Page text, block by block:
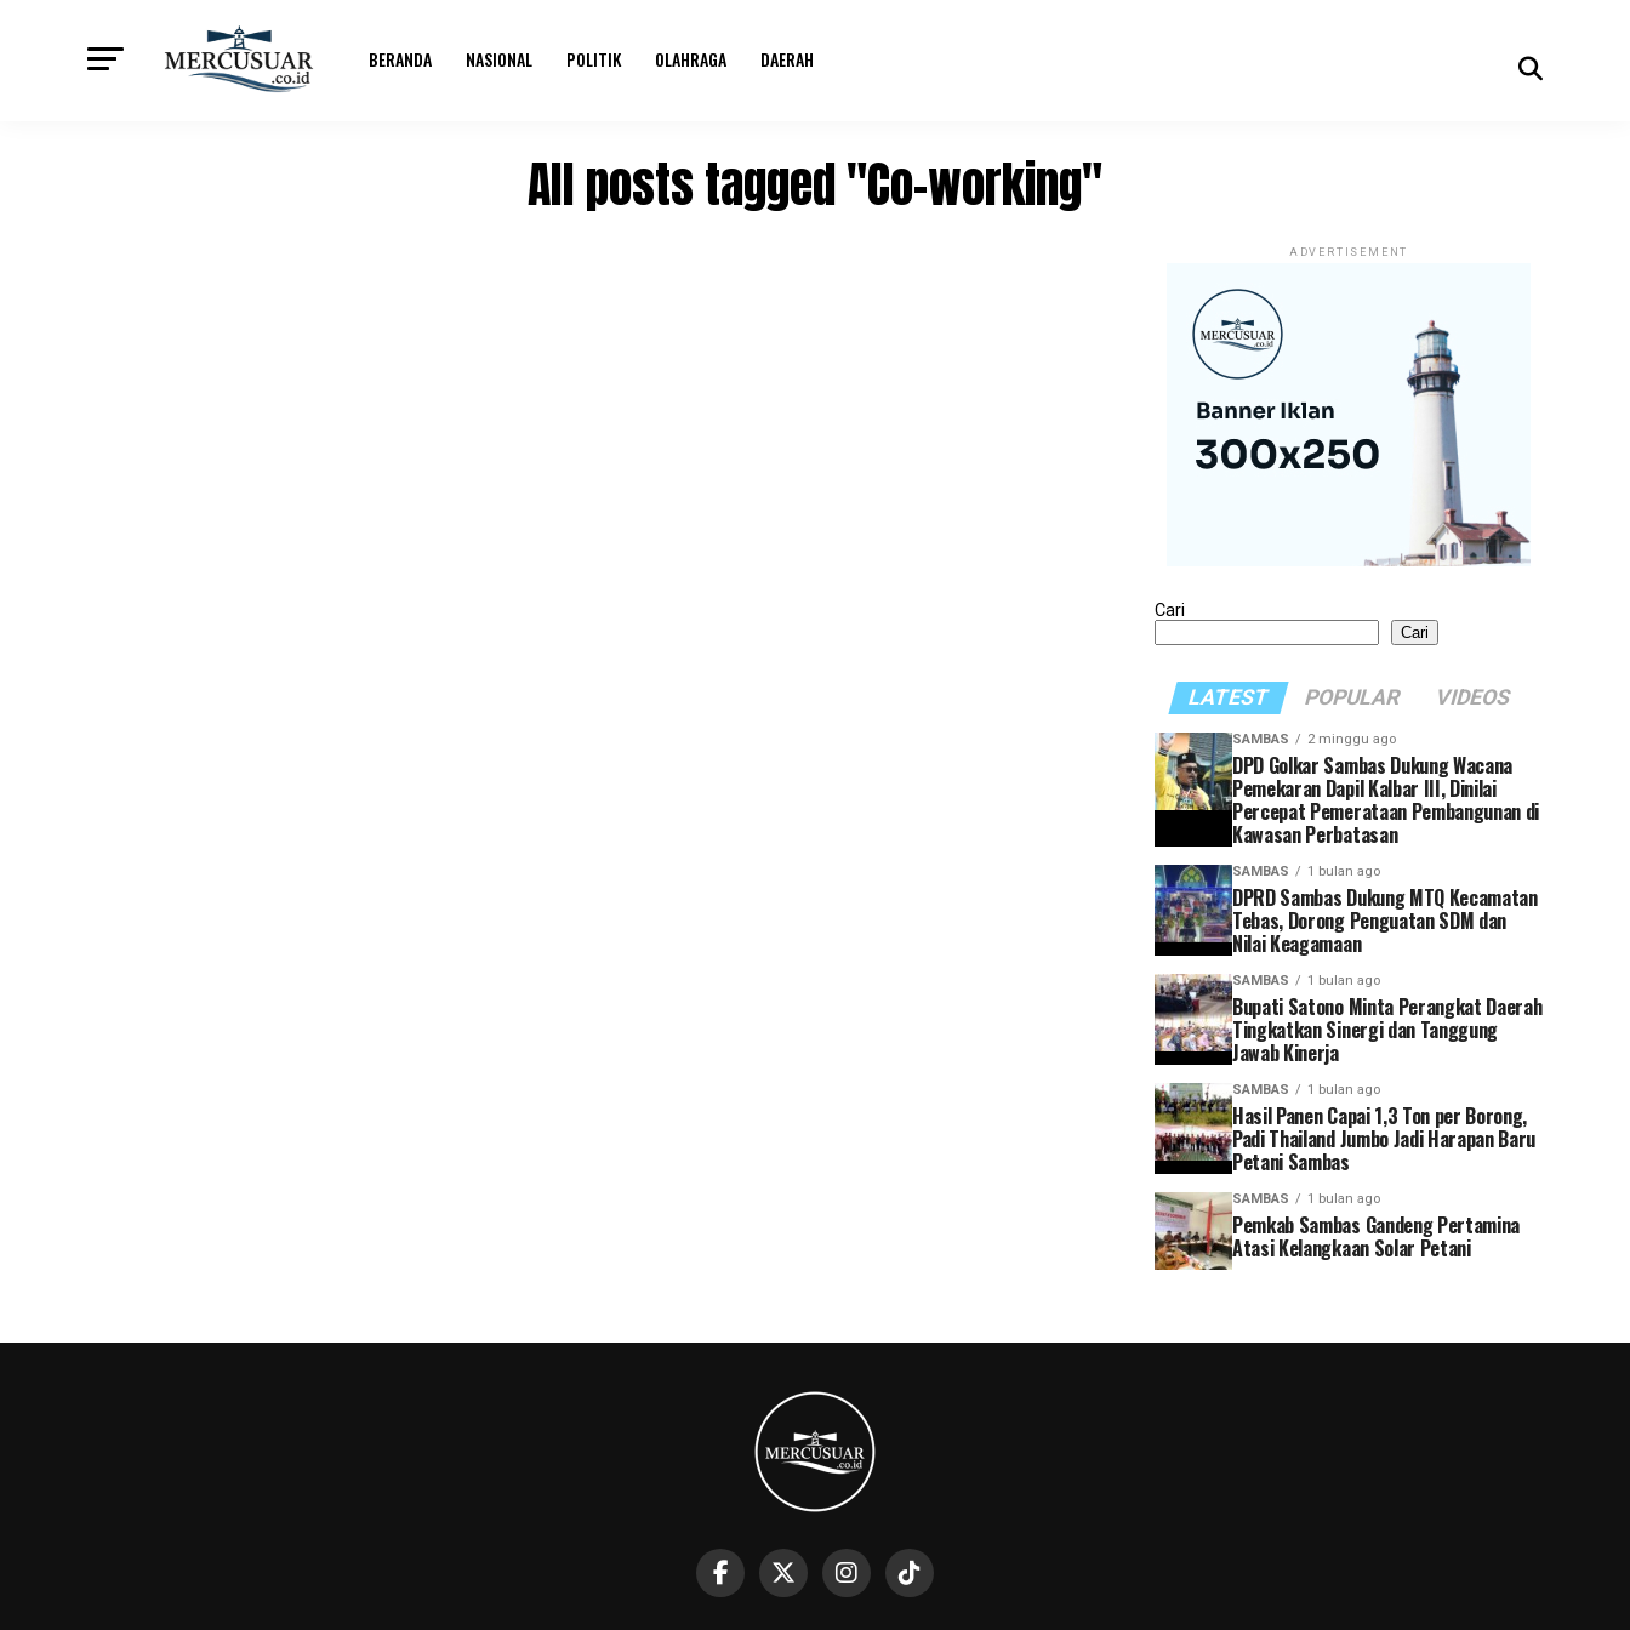
BERANDA NASIONAL POLITIK OLAHRAGA DAERAH
All posts tagged "Co-working"
ADVERTISEMENT
Cari
Cari
LATEST POPULAR VIDEOS
SAMBAS 2 minggu ago
DPD Golkar Sambas Dukung Wacana
Pemekaran Dapil Kalbar III, Dinilai
Percepat Pemerataan Pembangunan di
Kawasan Perbatasan
SAMBAS 1 bulan ago
DPRD Sambas Dukung MTQ Kecamatan
Tebas, Dorong Penguatan SDM dan
Nilai Keagamaan
SAMBAS 1 bulan ago
Bupati Satono Minta Perangkat Daerah
Tingkatkan Sinergi dan Tanggung
Jawab Kinerja
SAMBAS 1 bulan ago
Hasil Panen Capai 1,3 Ton per Borong,
Padi Thailand Jumbo Jadi Harapan Baru
Petani Sambas
SAMBAS 1 bulan ago
Pemkab Sambas Gandeng Pertamina
Atasi Kelangkaan Solar Petani